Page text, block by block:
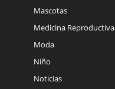
Mascotas
Medicina Reproductiva
Moda
Niño
Noticias